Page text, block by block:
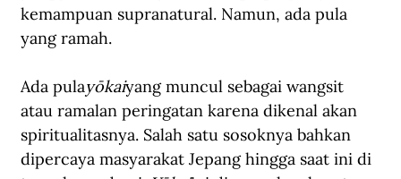
kemampuan supranatural. Namun, ada pula
yang ramah.
Ada pulayōkaiyang muncul sebagai wangsit
atau ramalan peringatan karena dikenal akan
spiritualitasnya. Salah satu sosoknya bahkan
dipercaya masyarakat Jepang hingga saat ini di